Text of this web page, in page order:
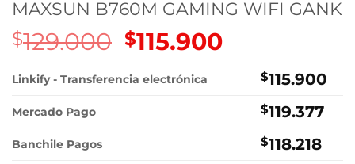
MAXSUN B760M GAMING WIFI GANK
$129.000 El
precio
original
$115.900El
actual
$115.900.
Linkify - Transferencia electrónica $115.900
Mercado Pago $119.377
Banchile Pagos $118.218